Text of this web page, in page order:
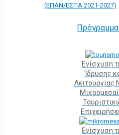
(ΕΠΑΝ/ΕΣΠΑ 2021-2027)
Ενίσχυση
Ίδρυσης
Λειτουργίας
Ενίσχυση